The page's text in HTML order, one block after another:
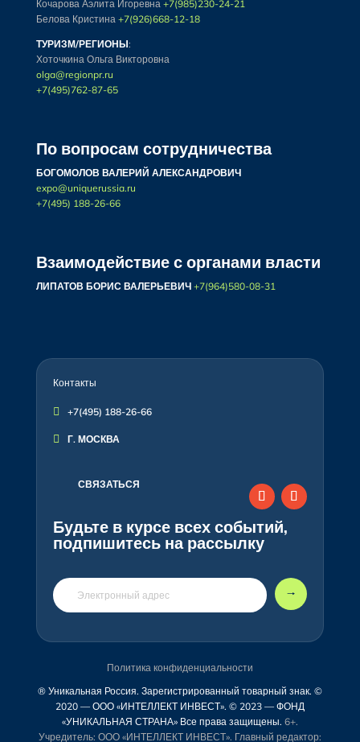
Кочарова Аэлита Игоревна +7(985)230-24-21
Белова Кристина +7(926)668-12-18
ТУРИЗМ/РЕГИОНЫ:
Хоточкина Ольга Викторовна
olga@regionpr.ru
+7(495)762-87-65
По вопросам сотрудничества
БОГОМОЛОВ ВАЛЕРИЙ АЛЕКСАНДРОВИЧ
expo@uniquerussia.ru
+7(495) 188-26-66
Взаимодействие с органами власти
ЛИПАТОВ БОРИС ВАЛЕРЬЕВИЧ +7(964)580-08-31
Контакты
 +7(495) 188-26-66
 Г. МОСКВА
СВЯЗАТЬСЯ
Будьте в курсе всех событий,
подпишитесь на рассылку
🠒
® Уникальная Россия. Зарегистрированный товарный знак. ©
2020 — ООО «ИНТЕЛЛЕКТ ИНВЕСТ». © 2023 — ФОНД
«УНИКАЛЬНАЯ СТРАНА» Все права защищены. 6+.
Учредитель: ООО «ИНТЕЛЛЕКТ ИНВЕСТ». Главный редактор:
Политика конфиденциальности